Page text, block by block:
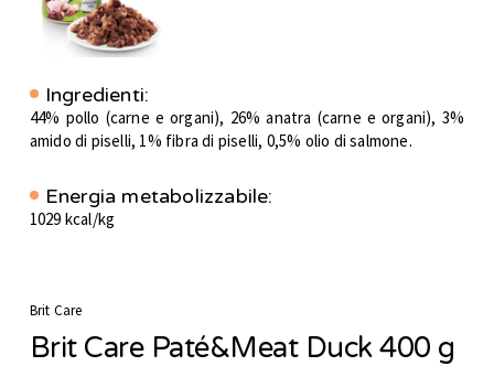
Ingredienti:
44% pollo (carne e organi), 26% anatra (carne e organi), 3%
amido di piselli, 1% fibra di piselli, 0,5% olio di salmone.
Energia metabolizzabile:
1029 kcal/kg
Brit Care
Brit Care Paté&Meat Duck 400 g